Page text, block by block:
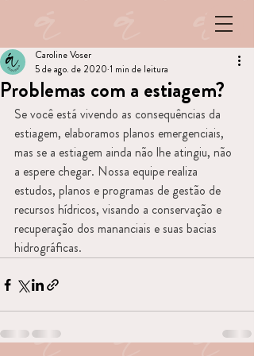
Problemas com a estiagem?
Caroline Voser
5 de ago. de 2020 1 min de leitura
Se você está vivendo as consequências da
estiagem, elaboramos planos emergenciais,
mas se a estiagem ainda não lhe atingiu, não
a espere chegar. Nossa equipe realiza
estudos, planos e programas de gestão de
recursos hídricos, visando a conservação e
recuperação dos mananciais e suas bacias
hidrográficas.